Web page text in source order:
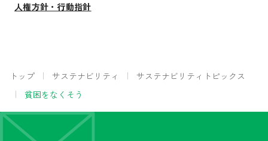
トップ サステナビリティ
サステナビリティトピックス
貧困をなくそう
人権方針・行動指針